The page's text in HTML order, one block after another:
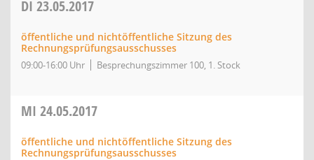
DI 23.05.2017
öffentliche und nichtöffentliche Sitzung des
Rechnungsprüfungsausschusses
09:00-16:00 Uhr Besprechungszimmer 100, 1. Stock
MI 24.05.2017
öffentliche und nichtöffentliche Sitzung des
Rechnungsprüfungsausschusses